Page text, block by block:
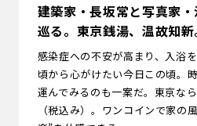
建築家・長坂常と写真家
巡る。東京銭湯、温故知新
感染症への不安が高まり、入浴
頃から心がけたい今日この頃。
運んでみるのも一案だ。東京な
（税込み）。ワンコインで家の